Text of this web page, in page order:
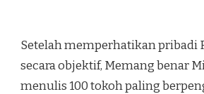
Setelah memperhatikan pribadi
secara objektif, Memang benar
menulis 100 tokoh paling